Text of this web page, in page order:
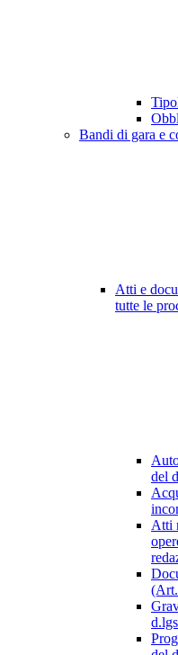
Bandi di gara e
Atti e
tutte le
del
Atti